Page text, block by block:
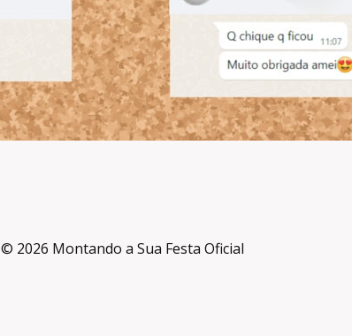
© 2026 Montando a Sua Festa Oficial